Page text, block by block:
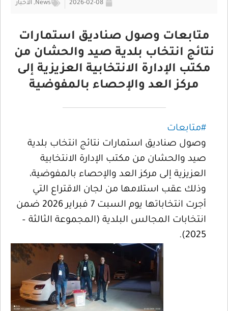
2026-02-08
News
, الأخبار
متابعات وصول صناديق استمارات
نتائج انتخاب بلدية صيد والحشان من
مكتب الإدارة الانتخابية العزيزية إلى
مركز العد والإحصاء بالمفوضية
#متابعات
وصول صناديق استمارات نتائج انتخاب بلدية
صيد والحشان من مكتب الإدارة الانتخابية
العزيزية إلى مركز العد والإحصاء بالمفوضية،
وذلك عقب استلامها من لجان الاقتراع التي
أجرت انتخاباتها يوم السبت 7 فبراير 2026 ضمن
انتخابات المجالس البلدية (المجموعة الثالثة –
2025).